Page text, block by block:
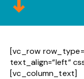
[vc_row
text_align=“left“
[vc_column_text]